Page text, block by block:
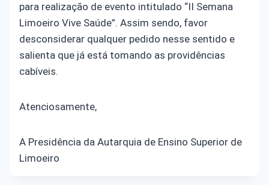
para realização de evento intitulado “II Semana
Limoeiro Vive Saúde”. Assim sendo, favor
desconsiderar qualquer pedido nesse sentido e
salienta que já está tomando as providências
cabíveis.
Atenciosamente,
A Presidência da Autarquia de Ensino Superior de
Limoeiro